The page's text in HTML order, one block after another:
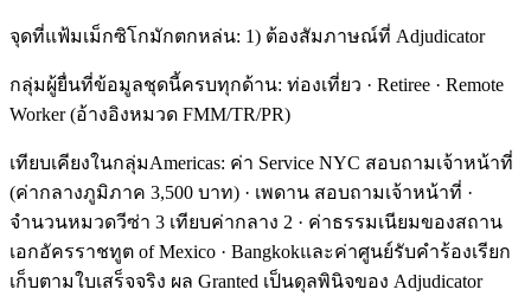
จุดที่แฟ้มเม็กซิโกมักตกหล่น: 1) ต้องสัมภาษณ์ที่ Adjudicator
กลุ่มผู้ยื่นที่ข้อมูลชุดนี้ครบทุกด้าน: ท่องเที่ยว · Retiree · Remote
Worker (อ้างอิงหมวด FMM/TR/PR)
เทียบเคียงในกลุ่มAmericas: ค่า Service NYC สอบถามเจ้าหน้าที่
(ค่ากลางภูมิภาค 3,500 บาท) · เพดาน สอบถามเจ้าหน้าที่ ·
จำนวนหมวดวีซ่า 3 เทียบค่ากลาง 2 · ค่าธรรมเนียมของสถาน
เอกอัครราชทูต of Mexico · Bangkokและค่าศูนย์รับคำร้องเรียก
เก็บตามใบเสร็จจริง ผล Granted เป็นดุลพินิจของ Adjudicator